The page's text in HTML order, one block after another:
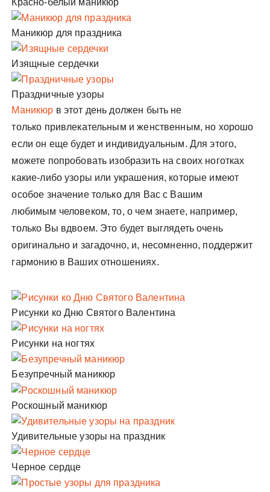
Маникюр для праздника
Изящные сердечки
Праздничные узоры
Маникюр в этот день должен быть не
только привлекательным и женственным, но хорошо
если он еще будет и индивидуальным. Для этого,
можете попробовать изобразить на своих ноготках
какие-либо узоры или украшения, которые имеют
особое значение только для Вас с Вашим
любимым человеком, то, о чем знаете, например,
только Вы вдвоем. Это будет выглядеть очень
оригинально и загадочно, и, несомненно, поддержит
гармонию в Ваших отношениях.
Рисунки ко Дню Святого Валентина
Рисунки на ногтях
Безупречный маникюр
Роскошный маникюр
Удивительные узоры на праздник
Черное сердце